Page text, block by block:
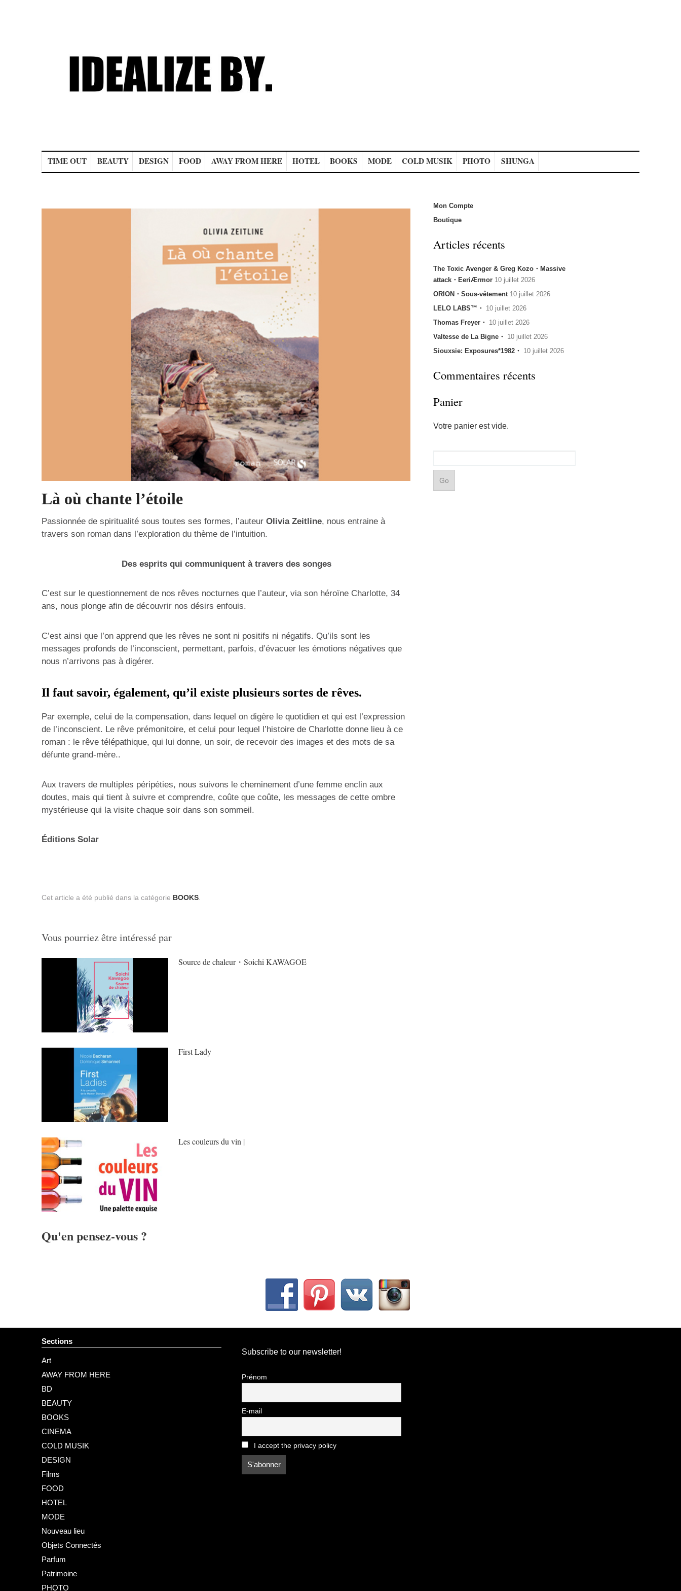
TIME OUT BEAUTY DESIGN FOOD AWAY FROM HERE HOTEL BOOKS MODE COLD MUSIK PHOTO SHUNGA
Là où chante l’étoile
Passionnée de spiritualité sous toutes ses formes, l’auteur Olivia Zeitline, nous entraine à
travers son roman dans l’exploration du thème de l’intuition.
Des esprits qui communiquent à travers des songes
C’est sur le questionnement de nos rêves nocturnes que l’auteur, via son héroïne Charlotte, 34
ans, nous plonge afin de découvrir nos désirs enfouis.
C’est ainsi que l’on apprend que les rêves ne sont ni positifs ni négatifs. Qu’ils sont les
messages profonds de l’inconscient, permettant, parfois, d’évacuer les émotions négatives que
nous n’arrivons pas à digérer.
Il faut savoir, également, qu’il existe plusieurs sortes de rêves.
Par exemple, celui de la compensation, dans lequel on digère le quotidien et qui est l’expression
de l’inconscient. Le rêve prémonitoire, et celui pour lequel l’histoire de Charlotte donne lieu à ce
roman : le rêve télépathique, qui lui donne, un soir, de recevoir des images et des mots de sa
défunte grand-mère..
Aux travers de multiples péripéties, nous suivons le cheminement d’une femme enclin aux
doutes, mais qui tient à suivre et comprendre, coûte que coûte, les messages de cette ombre
mystérieuse qui la visite chaque soir dans son sommeil.
Éditions Solar
Cet article a été publié dans la catégorie BOOKS.
Vous pourriez être intéressé par
Source de chaleur・Soichi KAWAGOE
First Lady
Les couleurs du vin |
Qu'en pensez-vous ?
Mon Compte
Boutique
Articles récents
The Toxic Avenger & Greg Kozo・Massive
attack・EeriÆrmor 10 juillet 2026
ORION・Sous-vêtement 10 juillet 2026
LELO LABS™・ 10 juillet 2026
Thomas Freyer・ 10 juillet 2026
Valtesse de La Bigne・ 10 juillet 2026
Siouxsie: Exposures*1982・ 10 juillet 2026
Commentaires récents
Panier
Votre panier est vide.
Sections
Art
AWAY FROM HERE
BD
BEAUTY
BOOKS
CINEMA
COLD MUSIK
DESIGN
Films
FOOD
HOTEL
MODE
Nouveau lieu
Objets Connectés
Parfum
Patrimoine
PHOTO
Subscribe to our newsletter!
Prénom
E-mail
I accept the privacy policy